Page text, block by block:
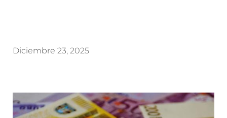
Diciembre 23, 2025